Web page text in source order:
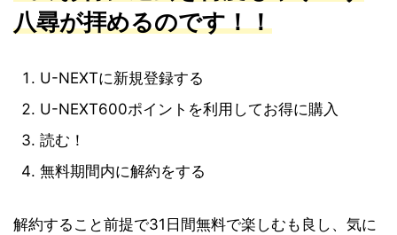
八尋が拝めるのです！！
U-NEXTに新規登録する
U-NEXT600ポイントを利用してお得に購入
読む！
無料期間内に解約をする
解約すること前提で31日間無料で楽しむも良し、気に